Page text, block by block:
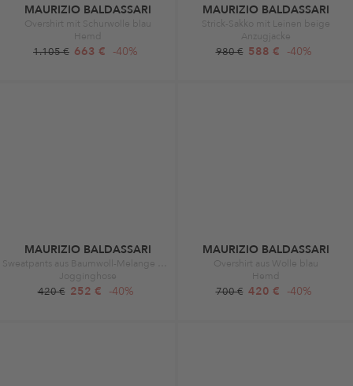
MAURIZIO BALDASSARI
Overshirt mit Schurwolle blau
Hemd
1.105 € 663 € -40%
MAURIZIO BALDASSARI
Strick-Sakko mit Leinen beige
Anzugjacke
980 € 588 € -40%
MAURIZIO BALDASSARI
Jogginghose
420 € 252 € -40%
MAURIZIO BALDASSARI
Overshirt aus Wolle blau
Hemd
700 € 420 € -40%